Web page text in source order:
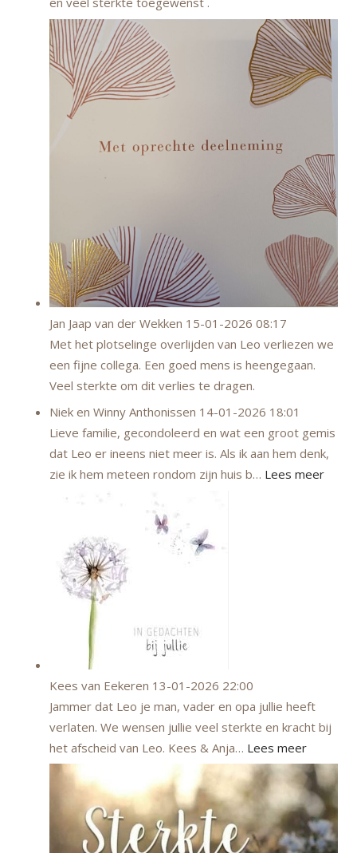
Jan Jaap van der Wekken 15-01-2026 08:17
Met het plotselinge overlijden van Leo verliezen we
een fijne collega. Een goed mens is heengegaan.
Veel sterkte om dit verlies te dragen.
Niek en Winny Anthonissen 14-01-2026 18:01
Lieve familie, gecondoleerd en wat een groot gemis
dat Leo er ineens niet meer is. Als ik aan hem denk,
zie ik hem meteen rondom zijn huis b… Lees meer
Kees van Eekeren 13-01-2026 22:00
Jammer dat Leo je man, vader en opa jullie heeft
verlaten. We wensen jullie veel sterkte en kracht bij
het afscheid van Leo. Kees & Anja… Lees meer